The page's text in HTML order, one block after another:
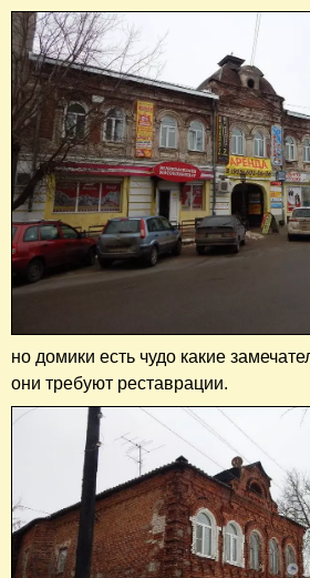
но домики есть чудо какие
они требуют реставрации.